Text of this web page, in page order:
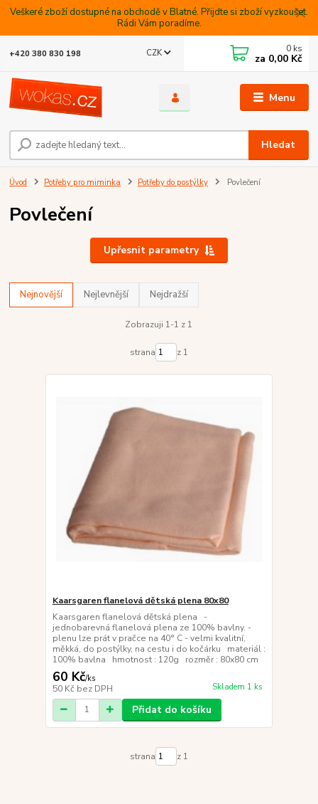
Veškeré zboží dostupné na obchodě v Blatné. Přijdte si zboží vyzkoušet.
Rádi Vám poradíme.
Menu
CZK
Hledat
+420 380 830 198 0 ks
za 0,00 Kč
Úvod Potřeby pro miminka Potřeby do postýlky Povlečení
Povlečení
Upřesnit parametry
Nejnovější Nejlevnější Nejdražší
Zobrazuji 1-1 z 1
strana z 1
Kaarsgaren flanelová dětská plena 80x80
Kaarsgaren flanelová dětská plena -
jednobarevná flanelová plena ze 100% bavlny. -
plenu lze prát v pračce na 40° C - velmi kvalitní,
měkká, do postýlky, na cestu i do kočárku materiál :
100% bavlna hmotnost : 120g rozměr : 80x80 cm
60 Kč/ks
50 Kč bez DPH Skladem 1 ks
Přidat do košíku
strana z 1